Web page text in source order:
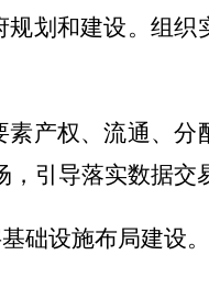
规划和建设。组织
素产权、流通、分
，引导落实数据交
础设施布局建设。